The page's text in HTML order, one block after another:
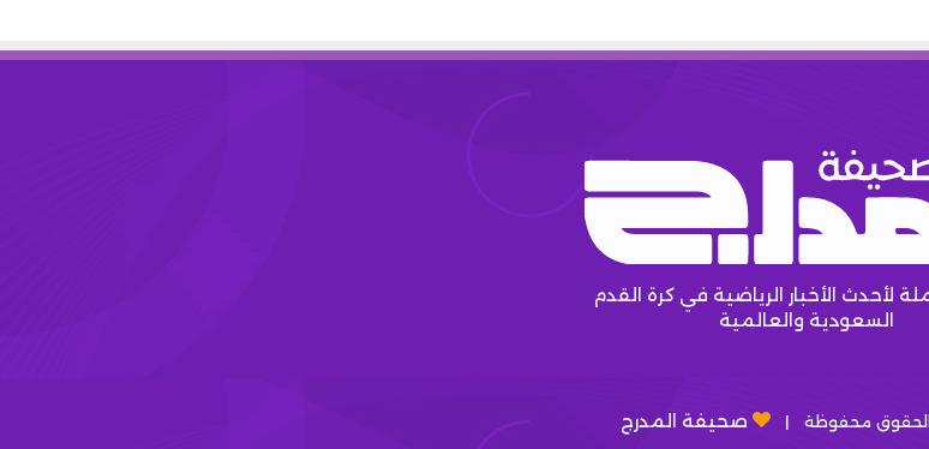
لأحدث الأخبار الرياضية في كرة القدم
السعودية والعالمية
الحقوق محفوظة |
صحيفة المدرج